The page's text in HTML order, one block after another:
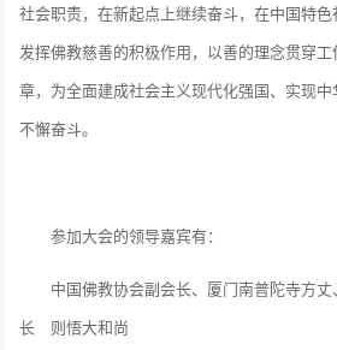
社会职责，在新起点上继续奋斗，在中国特
发挥佛教慈善的积极作用，以善的理念贯穿
章，为全面建成社会主义现代化强国、实现
不懈奋斗。
参加大会的领导嘉宾有：
中国佛教协会副会长、厦门南普陀寺方丈
长 则悟大和尚